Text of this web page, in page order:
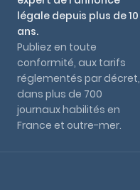
légale depuis plus de 10
ans.
Publiez en toute
conformité, aux tarifs
réglementés par décret,
dans plus de 700
journaux habilités en
France et outre-mer.